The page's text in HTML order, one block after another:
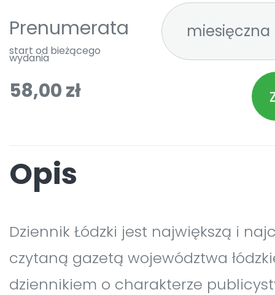
Prenumerata
start od bieżącego
wydania
58,00 zł
Opis
Dziennik Łódzki jest największą i
czytaną gazetą województwa
dziennikiem o charakterze